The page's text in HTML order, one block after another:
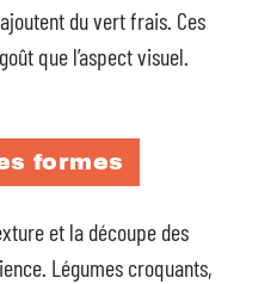
du vert frais. Ces
que l’aspect visuel.
formes
et la découpe des
Légumes croquants,